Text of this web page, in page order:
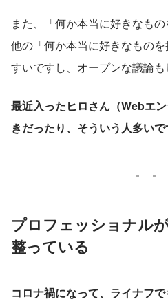
また、「何か本当に好きなもの
他の「何か本当に好きなもの
すいですし、オープンな議論も
最近入ったヒロさん（Webエ
きだったり、そういう人多いで
プロフェッショナル
整っている
コロナ禍になって、ライナフ